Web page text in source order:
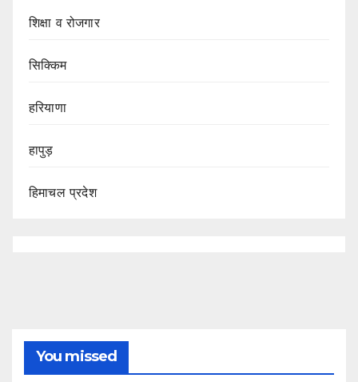
शिक्षा व रोजगार
सिक्किम
हरियाणा
हापुड़
हिमाचल प्रदेश
You missed